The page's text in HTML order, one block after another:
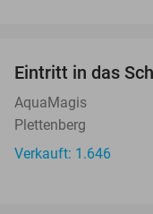
Eintritt in das
AquaMagis
Plettenberg
Verkauft: 1.646